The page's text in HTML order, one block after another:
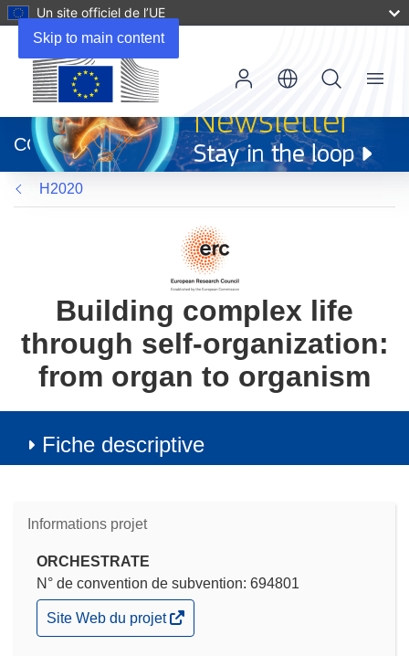
Skip to main content
Un site officiel de l’UE
dans
une
nouvelle
fenêtre)
CORDIS
Menu
H2020
Building complex life
through self-organization:
from organ to organism
Fiche descriptive
Informations projet
ORCHESTRATE
N° de convention de subvention: 694801
(s’ouvre
dans
Site Web du projet